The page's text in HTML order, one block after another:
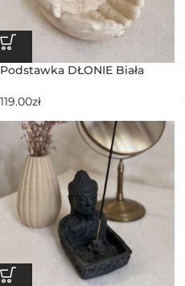
Podstawka DŁONIE Biała
119.00zł